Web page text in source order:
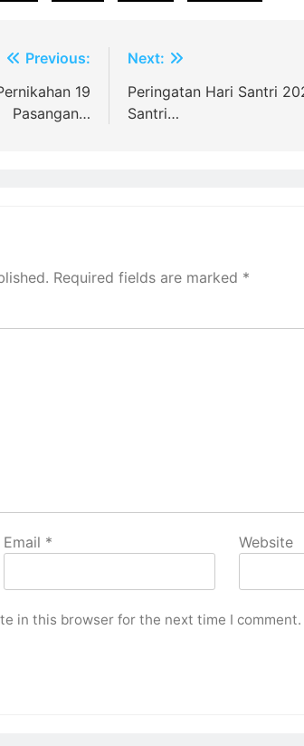
Previous:
19
Pasangan…
Next:
Peringatan Hari Santri
Santri…
Required fields are marked *
Email * Website
in this browser for the next time I comment.